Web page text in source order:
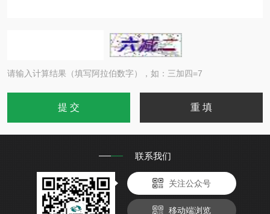
请输入计算结果（填写阿拉伯数字），如：三加四=7
联系我们
关注公众号
移动端浏览